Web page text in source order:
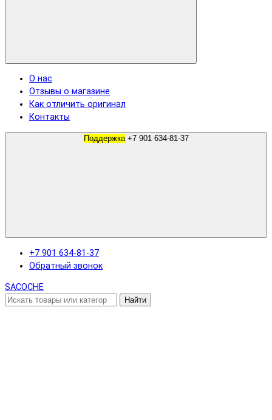
О нас
Отзывы о магазине
Как отличить оригинал
Контакты
Поддержка +7 901 634-81-37
+7 901 634-81-37
Обратный звонок
SACOCHE
Найти